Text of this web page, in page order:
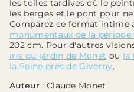
les toiles tardives où le
les berges et le pont pour
Comparez ce format intime
monumentaux de la période
202 cm. Pour d'autres
iris du jardin de Monet ou la
la Seine près de Giverny.
Auteur: Claude Monet